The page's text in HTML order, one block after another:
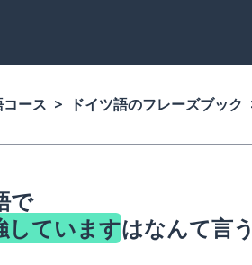
コース ドイツ語のフレーズブック
で
していますはなんて言